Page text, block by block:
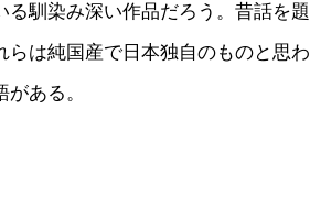
馴染み深い作品だろう。昔話を題
は純国産で日本独自のものと思わ
ある。